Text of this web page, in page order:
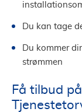
Du kan tage
Du kommer
strømmen
Få tilbud